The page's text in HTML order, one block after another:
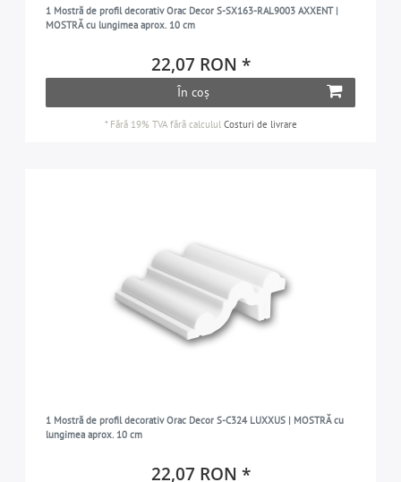
1 Mostră de profil decorativ Orac Decor S-SX163-RAL9003 AXXENT |
MOSTRĂ cu lungimea aprox. 10 cm
22,07 RON *
În coș
* Fără 19% TVAfără calculul Costuri de livrare
1 Mostră de profil decorativ Orac Decor S-C324 LUXXUS | MOSTRĂ cu
lungimea aprox. 10 cm
22,07 RON *